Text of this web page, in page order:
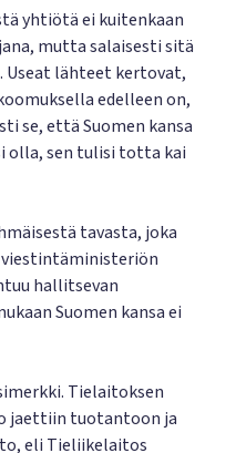
yhtiötä ei kuitenkaan
mutta salaisesti sitä
lähteet kertovat,
edelleen on,
se, että Suomen kansa
olla, sen tulisi totta kai
tavasta, joka
hallitsevan
Suomen kansa ei
Tielaitoksen
jaettiin tuotantoon ja
eli Tieliikelaitos